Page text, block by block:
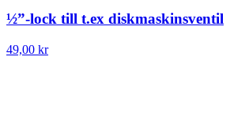
½”-lock till t.ex diskmaskinsventil
49,00 kr